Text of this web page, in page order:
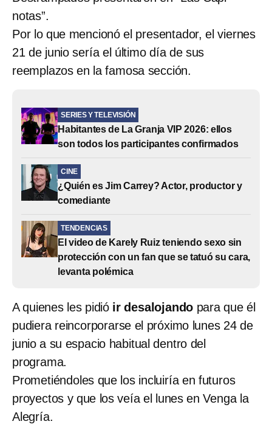
notas”.
Por lo que mencionó el presentador, el viernes
21 de junio sería el último día de sus
reemplazos en la famosa sección.
SERIES Y TELEVISIÓN
Habitantes de La Granja VIP 2026: ellos
son todos los participantes confirmados
CINE
¿Quién es Jim Carrey? Actor, productor y
comediante
TENDENCIAS
El video de Karely Ruiz teniendo sexo sin
protección con un fan que se tatuó su cara,
levanta polémica
A quienes les pidió ir desalojando para que él
pudiera reincorporarse el próximo lunes 24 de
junio a su espacio habitual dentro del
programa.
Prometiéndoles que los incluiría en futuros
proyectos y que los veía el lunes en Venga la
Alegría.